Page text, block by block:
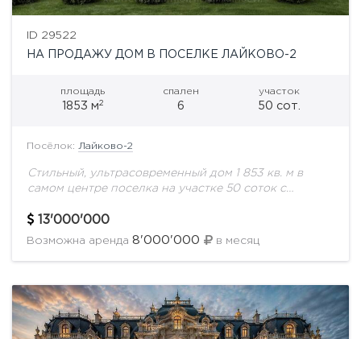
ID 29522
НА ПРОДАЖУ ДОМ В ПОСЕЛКЕ ЛАЙКОВО-2
площадь
1853 м2
спален
6
участок
50 сот.
Посёлок: Лайково-2
Стильный, ультрасовременный дом 1 853 кв. м в
самом центре поселка на участке 50 соток с
Все соседи построены. Поселок с удобной
13'000'000
Возможна аренда 8'000'000 в месяц